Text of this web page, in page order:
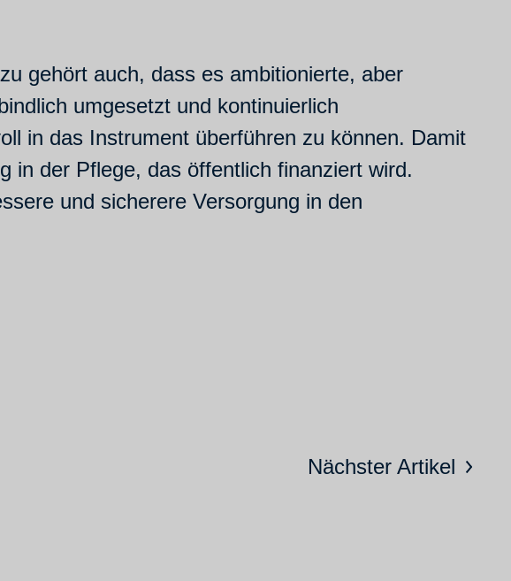
gehört auch, dass es ambitionierte, aber
umgesetzt und kontinuierlich
in das Instrument überführen zu können. Damit
in der Pflege, das öffentlich finanziert wird.
und sicherere Versorgung in den
Nächster Artikel